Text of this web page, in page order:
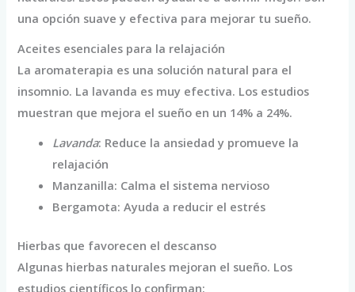
una opción suave y efectiva para mejorar tu sueño.
Aceites esenciales para la relajación
La aromaterapia es una solución natural para el
insomnio. La lavanda es muy efectiva. Los estudios
muestran que mejora el sueño en un 14% a 24%.
Lavanda: Reduce la ansiedad y promueve la
relajación
Manzanilla: Calma el sistema nervioso
Bergamota: Ayuda a reducir el estrés
Hierbas que favorecen el descanso
Algunas hierbas naturales mejoran el sueño. Los
estudios científicos lo confirman: